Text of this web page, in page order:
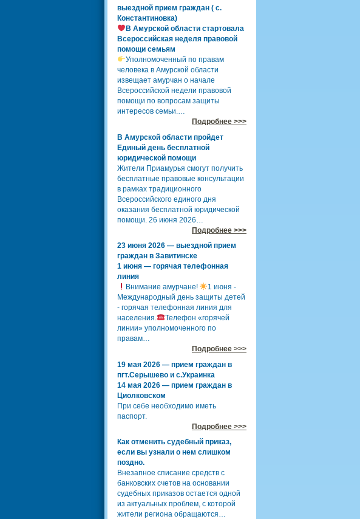
выездной прием граждан ( с.
Константиновка)
В Амурской области стартовала
Всероссийская неделя правовой
помощи семьям
Уполномоченный по правам
человека в Амурской области
извещает амурчан о начале
Всероссийской недели правовой
помощи по вопросам защиты
интересов семьи.…
Подробнее >>>
В Амурской области пройдет
Единый день бесплатной
юридической помощи
Жители Приамурья смогут получить
бесплатные правовые консультации
в рамках традиционного
Всероссийского единого дня
оказания бесплатной юридической
помощи. 26 июня 2026…
Подробнее >>>
23 июня 2026 — выездной прием
граждан в Завитинске
1 июня — горячая телефонная
линия
Внимание амурчане!
1 июня -
Международный день защиты детей
- горячая телефонная линия для
населения.
Телефон «горячей
линии» уполномоченного по
правам…
Подробнее >>>
19 мая 2026 — прием граждан в
пгт.Серышево и с.Украинка
14 мая 2026 — прием граждан в
Циолковском
При себе необходимо иметь
паспорт.
Подробнее >>>
Как отменить судебный приказ,
если вы узнали о нем слишком
поздно.
Внезапное списание средств с
банковских счетов на основании
судебных приказов остается одной
из актуальных проблем, с которой
жители региона обращаются…